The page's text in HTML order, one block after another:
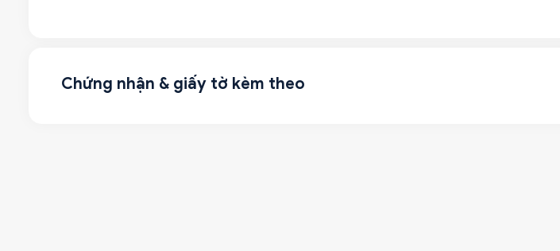
Chứng nhận & giấy tờ kèm theo